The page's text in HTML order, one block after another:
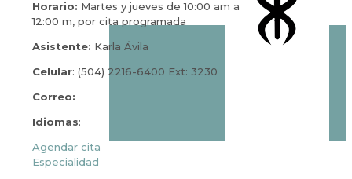
Horario: Martes y jueves de 10:00 am a
12:00 m, por cita programada
Asistente: Karla Ávila
Celular: (504) 2216-6400 Ext: 3230
Correo:
Idiomas:
Agendar cita
Especialidad